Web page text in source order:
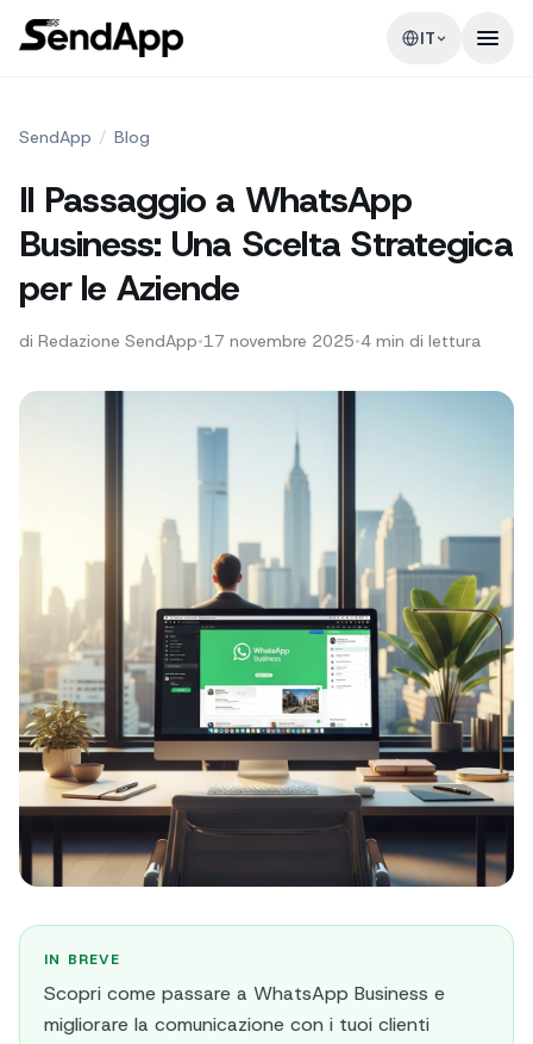
IT
SendApp / Blog
Il Passaggio a WhatsApp
Business: Una Scelta Strategica
per le Aziende
di Redazione SendApp•17 novembre 2025•4 min di lettura
IN BREVE
Scopri come passare a WhatsApp Business e
migliorare la comunicazione con i tuoi clienti